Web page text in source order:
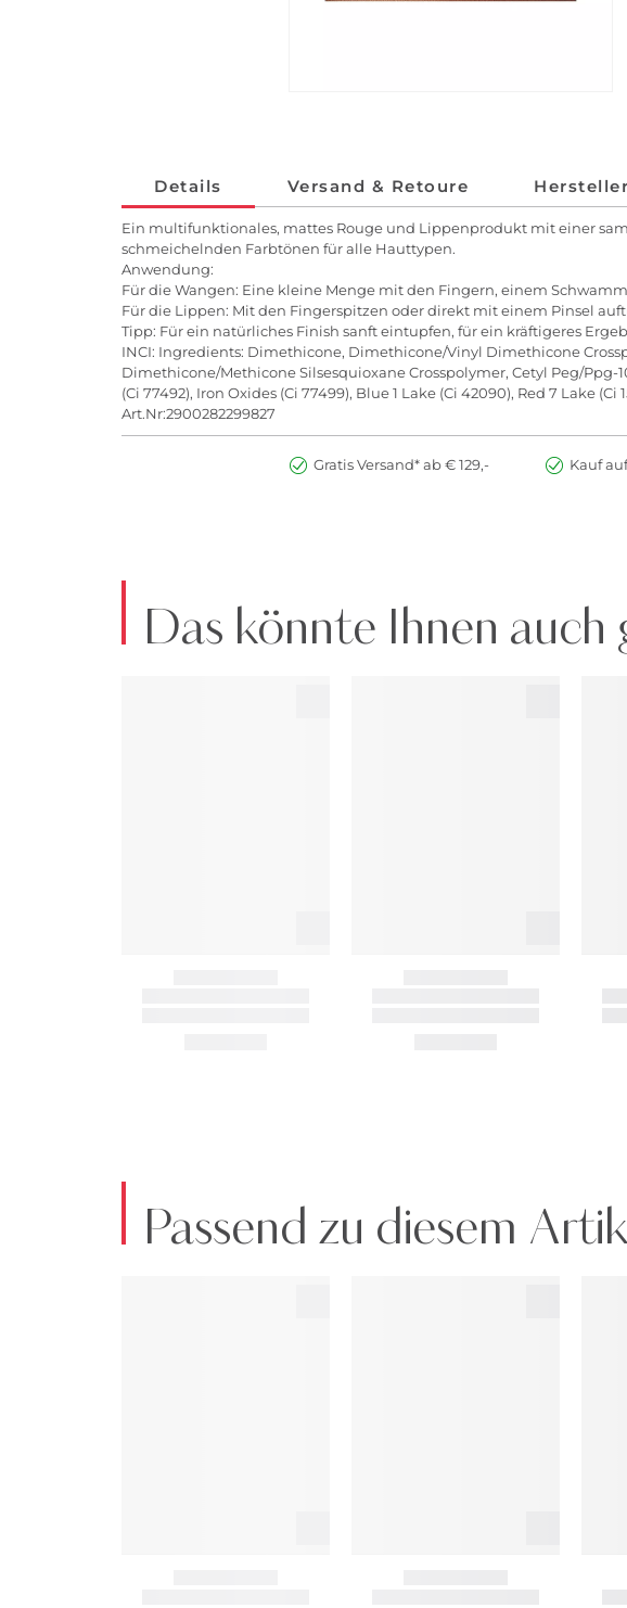
Details Versand & Retoure
Ein multifunktionales, mattes Rouge und Lippenprodukt mit einer
schmeichelnden Farbtönen für alle Hauttypen.
Anwendung:
Für die Wangen: Eine kleine Menge mit den Fingern, einem
Für die Lippen: Mit den Fingerspitzen oder direkt mit einem Pinsel
Tipp: Für ein natürliches Finish sanft eintupfen, für ein kräftigeres
INCI: Ingredients: Dimethicone, Dimethicone/Vinyl Dimethicone
Dimethicone/Methicone Silsesquioxane Crosspolymer, Cetyl Peg/Ppg-
(Ci 77492), Iron Oxides (Ci 77499), Blue 1 Lake (Ci 42090), Red 7 Lake (Ci
Art.Nr:2900282299827
Gratis Versand* ab € 129,- Kauf
Das könnte Ihnen auch
Passend zu diesem